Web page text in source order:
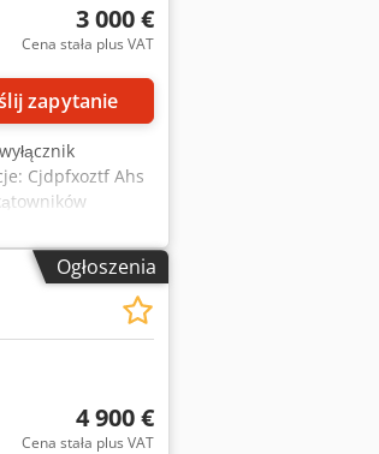
3 000 €
Cena stała plus VAT
zapytanie
Cjdpfxoztf Ahs
ok. 150 × 13
28 mm w
uważana za
warunkiem
stemple są
Ogłoszenia
4 900 €
Cena stała plus VAT